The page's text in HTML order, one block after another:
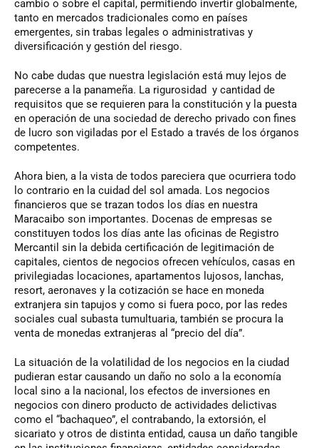
cambio o sobre el capital, permitiendo invertir globalmente,
tanto en mercados tradicionales como en países
emergentes, sin trabas legales o administrativas y
diversificación y gestión del riesgo.
No cabe dudas que nuestra legislación está muy lejos de
parecerse a la panameña. La rigurosidad y cantidad de
requisitos que se requieren para la constitución y la puesta
en operación de una sociedad de derecho privado con fines
de lucro son vigiladas por el Estado a través de los órganos
competentes.
Ahora bien, a la vista de todos pareciera que ocurriera todo
lo contrario en la cuidad del sol amada. Los negocios
financieros que se trazan todos los días en nuestra
Maracaibo son importantes. Docenas de empresas se
constituyen todos los días ante las oficinas de Registro
Mercantil sin la debida certificación de legitimación de
capitales, cientos de negocios ofrecen vehículos, casas en
privilegiadas locaciones, apartamentos lujosos, lanchas,
resort, aeronaves y la cotización se hace en moneda
extranjera sin tapujos y como si fuera poco, por las redes
sociales cual subasta tumultuaria, también se procura la
venta de monedas extranjeras al “precio del día”.
La situación de la volatilidad de los negocios en la ciudad
pudieran estar causando un daño no solo a la economía
local sino a la nacional, los efectos de inversiones en
negocios con dinero producto de actividades delictivas
como el “bachaqueo”, el contrabando, la extorsión, el
sicariato y otros de distinta entidad, causa un daño tangible